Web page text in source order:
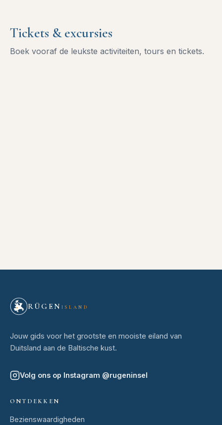
Tickets & excursies
Boek vooraf de leukste activiteiten, tours en tickets.
RÜGEN ISLAND
Jouw gids voor het grootste en mooiste eiland van
Duitsland aan de Baltische kust.
Volg ons op Instagram @rugeninsel
ONTDEKKEN
Bezienswaardigheden